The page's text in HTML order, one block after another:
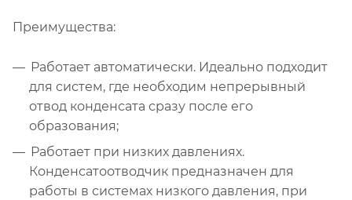
Преимущества:
Работает автоматически. Идеально подходит
для систем, где необходим непрерывный
отвод конденсата сразу после его
образования;
Работает при низких давлениях.
Конденсатоотводчик предназначен для
работы в системах низкого давления, при